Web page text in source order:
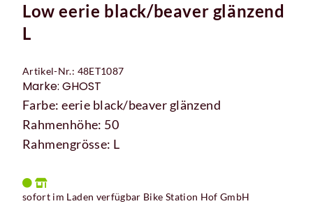
Low eerie black/beaver glänzend
L
Artikel-Nr.: 48ET1087
Marke: GHOST
Farbe: eerie black/beaver glänzend
Rahmenhöhe: 50
Rahmengrösse: L
sofort im Laden verfügbar Bike Station Hof GmbH